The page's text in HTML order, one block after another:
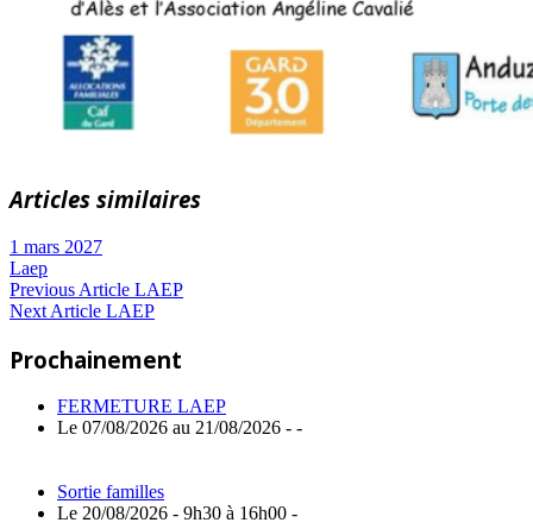
Articles similaires
1 mars 2027
Laep
Navigation
l’article
Previous ArticlePrevious
Post:
LAEP
Next ArticleNext
LAEP
Prochainement
FERMETURE LAEP
Le 07/08/2026 au 21/08/2026 - -
Sortie familles
Le 20/08/2026 - 9h30 à 16h00 -